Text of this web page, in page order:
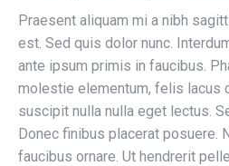
Praesent aliquam mi a nibh
est. Sed quis dolor nunc.
ante ipsum primis in faucibus.
molestie elementum, felis lacus
suscipit nulla nulla eget lectus.
Donec finibus placerat posuere.
faucibus ornare. Ut hendrerit